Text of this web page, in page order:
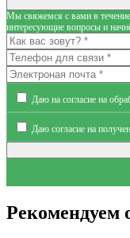
Мы свяжемся с вами в
интересующие вопросы и
Даю на согласие на
Даю согласие на
Рекомендуем